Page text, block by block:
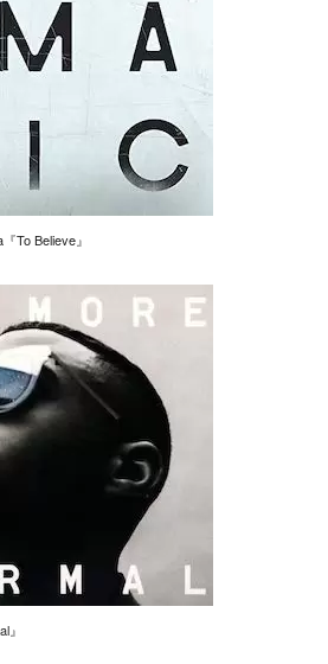
To Believe』
』